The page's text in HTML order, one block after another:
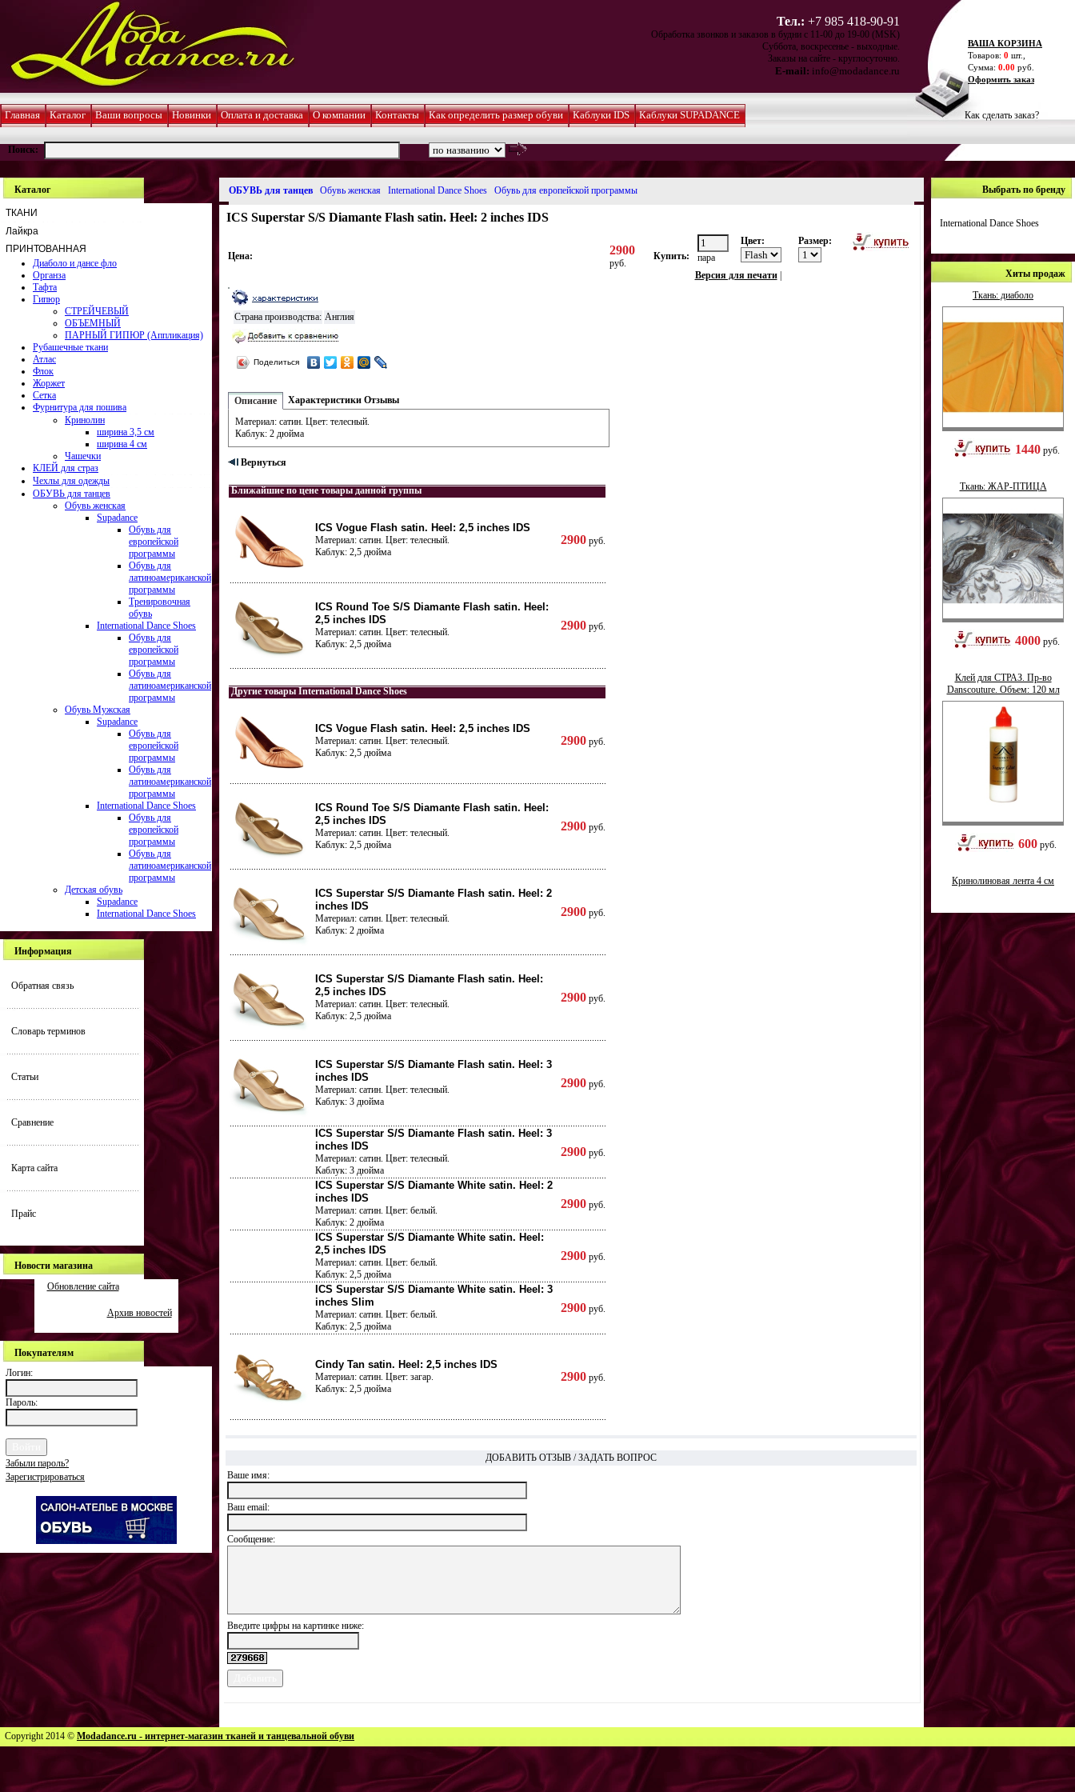
Тел.: +7 985 418-90-91
Обработка звонков и заказов в будни с 11-00 до 19-00 (MSK)
Суббота, воскресенье - выходные.
Заказы на сайте - круглосуточно.
E-mail: info@modadance.ru
Главная Каталог Ваши вопросы Новинки Оплата и доставка О компании Контакты Как определить размер обуви Каблуки IDS Каблуки SUPADANCE
Поиск:
ВАША КОРЗИНА
Товаров: 0 шт.,
Сумма: 0.00 руб.
Оформить заказ
Как сделать заказ?
Каталог
ТКАНИ
Лайкра
ПРИНТОВАННАЯ
Диаболо и дансе фло
Органза
Тафта
Гипюр
СТРЕЙЧЕВЫЙ
ОБЪЕМНЫЙ
ПАРНЫЙ ГИПЮР (Аппликация)
Рубашечные ткани
Атлас
Флок
Жоржет
Сетка
Фурнитура для пошива
Кринолин
ширина 3,5 см
ширина 4 см
Чашечки
КЛЕЙ для страз
Чехлы для одежды
ОБУВЬ для танцев
Обувь женская
Supadance
Обувь для
европейской
программы
Обувь для
латиноамериканской
программы
Тренировочная
обувь
International Dance Shoes
Обувь для
европейской
программы
Обувь для
латиноамериканской
программы
Обувь Мужская
Supadance
Обувь для
европейской
программы
Обувь для
латиноамериканской
программы
International Dance Shoes
Обувь для
европейской
программы
Обувь для
латиноамериканской
программы
Детская обувь
Supadance
International Dance Shoes
Информация
Обратная связь
Словарь терминов
Статьи
Сравнение
Карта сайта
Прайс
Новости магазина
Обновление сайта
Архив новостей
Покупателям
Логин:
Пароль:
Забыли пароль?
Зарегистрироваться
ОБУВЬ для танцев Обувь женская International Dance Shoes Обувь для европейской программы
ICS Superstar S/S Diamante Flash satin. Heel: 2 inches IDS
Цена: 2900
руб.
Купить: пара
Цвет: Размер:
Версия для печати|
Страна производства: Англия
Поделиться
Описание Характеристики Отзывы
Материал: сатин. Цвет: телесный.
Каблук: 2 дюйма
Вернуться
Ближайшие по цене товары данной группы
ICS Vogue Flash satin. Heel: 2,5 inches IDS
Материал: сатин. Цвет: телесный.
Каблук: 2,5 дюйма
2900 руб.
ICS Round Toe S/S Diamante Flash satin. Heel:
2,5 inches IDS
Материал: сатин. Цвет: телесный.
Каблук: 2,5 дюйма
2900 руб.
Другие товары International Dance Shoes
ICS Vogue Flash satin. Heel: 2,5 inches IDS
Материал: сатин. Цвет: телесный.
Каблук: 2,5 дюйма
2900 руб.
ICS Round Toe S/S Diamante Flash satin. Heel:
2,5 inches IDS
Материал: сатин. Цвет: телесный.
Каблук: 2,5 дюйма
2900 руб.
ICS Superstar S/S Diamante Flash satin. Heel: 2
inches IDS
Материал: сатин. Цвет: телесный.
Каблук: 2 дюйма
2900 руб.
ICS Superstar S/S Diamante Flash satin. Heel:
2,5 inches IDS
Материал: сатин. Цвет: телесный.
Каблук: 2,5 дюйма
2900 руб.
ICS Superstar S/S Diamante Flash satin. Heel: 3
inches IDS
Материал: сатин. Цвет: телесный.
Каблук: 3 дюйма
2900 руб.
ICS Superstar S/S Diamante Flash satin. Heel: 3
inches IDS
Материал: сатин. Цвет: телесный.
Каблук: 3 дюйма
2900 руб.
ICS Superstar S/S Diamante White satin. Heel: 2
inches IDS
Материал: сатин. Цвет: белый.
Каблук: 2 дюйма
2900 руб.
ICS Superstar S/S Diamante White satin. Heel:
2,5 inches IDS
Материал: сатин. Цвет: белый.
Каблук: 2,5 дюйма
2900 руб.
ICS Superstar S/S Diamante White satin. Heel: 3
inches Slim
Материал: сатин. Цвет: белый.
Каблук: 2,5 дюйма
2900 руб.
Cindy Tan satin. Heel: 2,5 inches IDS
Материал: сатин. Цвет: загар.
Каблук: 2,5 дюйма
2900 руб.
ДОБАВИТЬ ОТЗЫВ / ЗАДАТЬ ВОПРОС
Ваше имя:
Ваш еmail:
Сообщение:
Введите цифры на картинке ниже:
Выбрать по бренду
International Dance Shoes
Хиты продаж
Ткань: диаболо
1440 руб.
Ткань: ЖАР-ПТИЦА
4000 руб.
Клей для СТРАЗ. Пр-во
Danscouture. Объем: 120 мл
600 руб.
Кринолиновая лента 4 см
Copyright 2014 © Modadance.ru - интернет-магазин тканей и танцевальной обуви